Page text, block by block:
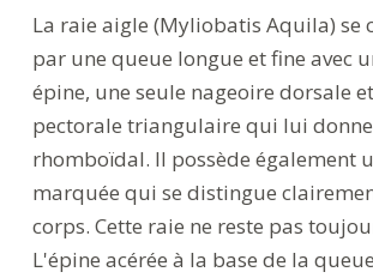
La raie aigle (Myliobatis Aquila) se
par une queue longue et fine avec
épine, une seule nageoire dorsale
pectorale triangulaire qui lui
rhomboïdal. Il possède également
marquée qui se distingue
corps. Cette raie ne reste pas
L'épine acérée à la base de la